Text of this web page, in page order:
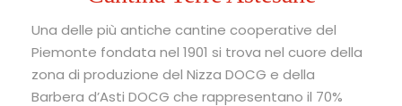
Una delle più antiche cantine cooperative del
Piemonte fondata nel 1901 si trova nel cuore della
zona di produzione del Nizza DOCG e della
Barbera d’Asti DOCG che rappresentano il 70%